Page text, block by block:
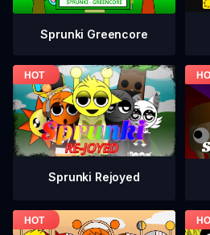
Sprunki Greencore
Sprunki Rejoyed